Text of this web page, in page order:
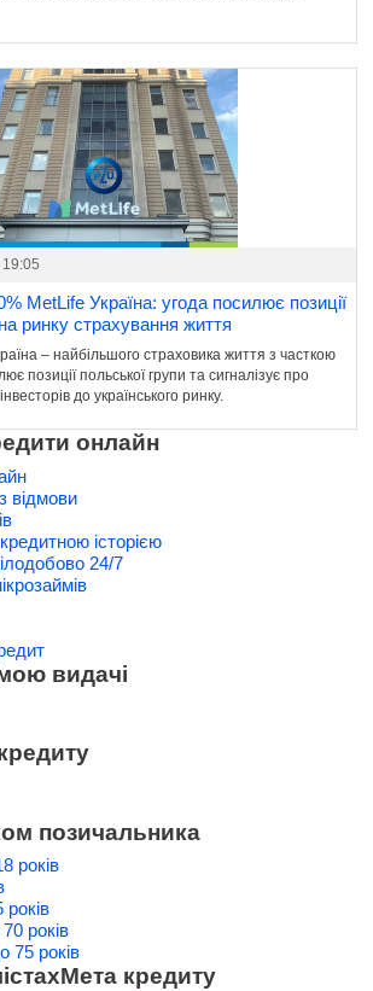
MetLife Україна: угода посилює позиції
ринку страхування життя
– найбільшого страховика життя з часткою
позиції польської групи та сигналізує про
до українського ринку.
онлайн
відмови
історією
24/7
видачі
позичальника
років
років
75 років
Мета кредиту